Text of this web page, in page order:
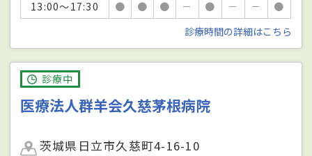
13:00～17:30 ● ● ● － ● － －
●
診療時間の詳細はこちら
診療中
医療法人群羊会久慈茅根病院
茨城県日立市久慈町4-16-10